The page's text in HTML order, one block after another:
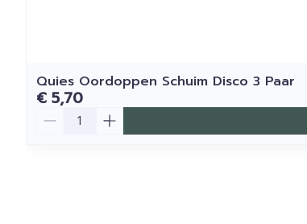
Quies Oordoppen Schuim Disco 3 Paar
€ 5,70